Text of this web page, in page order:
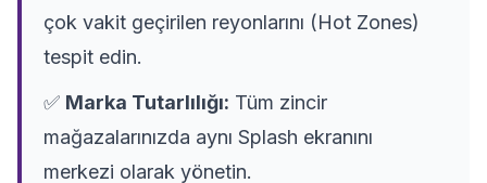
çok vakit geçirilen reyonlarını (Hot Zones)
tespit edin.
✅ Marka Tutarlılığı: Tüm zincir
mağazalarınızda aynı Splash ekranını
merkezi olarak yönetin.